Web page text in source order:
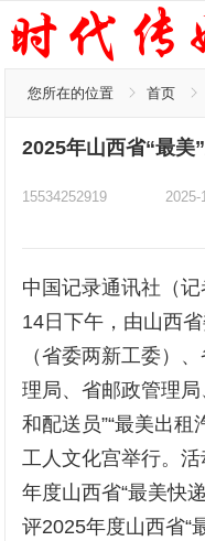
您所在的位置 首页
2025年山西省“最美
15534252919 2025-
中国记录通讯社（
14日下午，由山西
（省委两新工委）
理局、省邮政管理
和配送员”“最美出
工人文化宫举行。
年度山西省“最美快
评2025年度山西省“